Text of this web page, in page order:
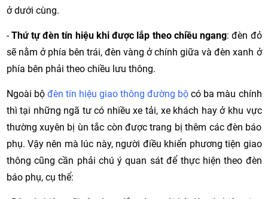
ở dưới cùng.
-Thứ tự đèn tín hiệu khi được lắp theo chiều ngang: đèn đỏ
sẽ nằm ở phía bên trái, đèn vàng ở chính giữa và đèn xanh ở
phía bên phải theo chiều lưu thông.
Ngoài bộ đèn tín hiệu giao thông đường bộ có ba màu chính
thì tại những ngã tư có nhiều xe tải, xe khách hay ở khu vực
thường xuyên bị ùn tắc còn được trang bị thêm các đèn báo
phụ. Vậy nên mà lúc này, người điều khiển phương tiện giao
thông cũng cần phải chú ý quan sát để thực hiện theo đèn
báo phụ, cụ thể: